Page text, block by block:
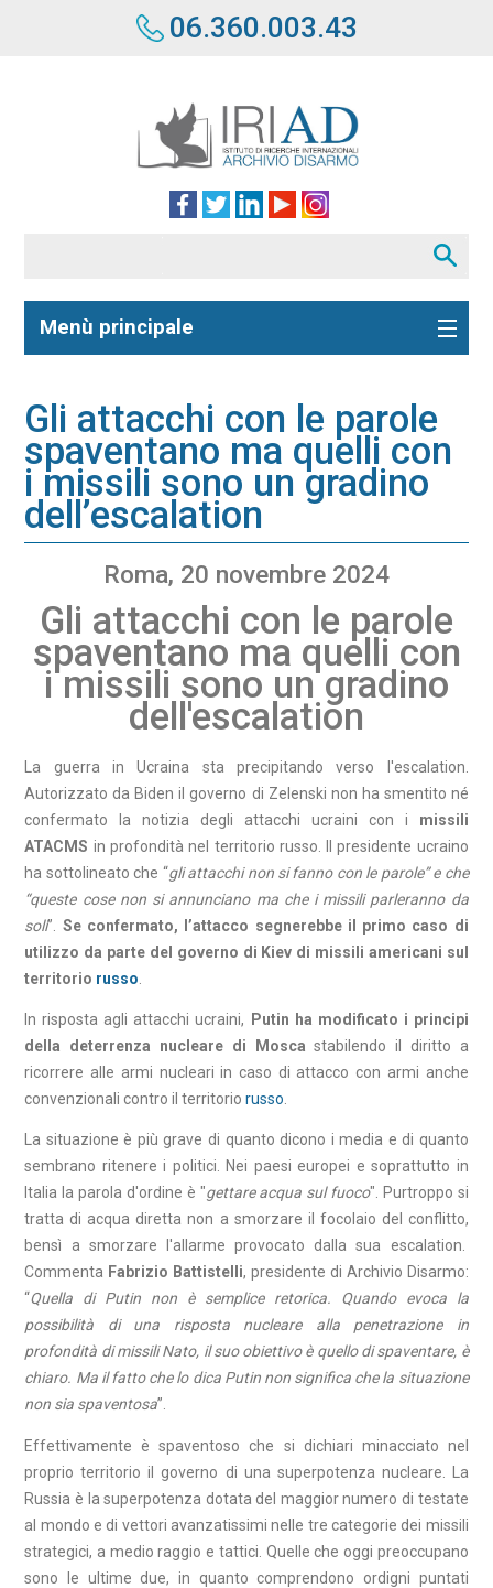
06.360.003.43
Menù principale
Gli attacchi con le parole
spaventano ma quelli con
i missili sono un gradino
dell’escalation
Roma, 20 novembre 2024
Gli attacchi con le parole
spaventano ma quelli con
i missili sono un gradino
dell'escalation
La guerra in Ucraina sta precipitando verso l'escalation.
Autorizzato da Biden il governo di Zelenski non ha smentito né
confermato la notizia degli attacchi ucraini con i missili
ATACMS in profondità nel territorio russo. Il presidente ucraino
ha sottolineato che “gli attacchi non si fanno con le parole” e che
“queste cose non si annunciano ma che i missili parleranno da
soli”. Se confermato, l’attacco segnerebbe il primo caso di
utilizzo da parte del governo di Kiev di missili americani sul
territorio russo
In risposta agli attacchi ucraini,
Putin ha modificato i principi
della deterrenza nucleare di Mosca stabilendo il diritto a
ricorrere alle armi nucleari in caso di attacco con armi anche
convenzionali contro il territoriorusso
La situazione è più grave di quanto dicono i media e di quanto
sembrano ritenere i politici. Nei paesi europei e soprattutto in
Italia la parola d'ordine è "gettare acqua sul fuoco". Purtroppo si
tratta di acqua diretta non a smorzare il focolaio del conflitto,
bensì a smorzare l'allarme provocato dalla sua escalation.
Commenta Fabrizio Battistelli, presidente di Archivio Disarmo:
“Quella di Putin non è semplice retorica. Quando evoca la
possibilità di una risposta nucleare alla penetrazione in
profondità di missili Nato, il suo obiettivo è quello di spaventare, è
chiaro. Ma il fatto che lo dica Putin non significa che la situazione
non sia spaventosa”.
Effettivamente è spaventoso che si dichiari minacciato nel
proprio territorio il governo di una superpotenza nucleare. La
Russia è la superpotenza dotata del maggior numero di testate
al mondo e di vettori avanzatissimi nelle tre categorie dei missili
strategici, a medio raggio e tattici. Quelle che oggi preoccupano
sono le ultime due, in quanto comprendono ordigni puntati